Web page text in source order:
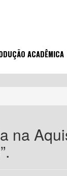
ACADÊMICA
na